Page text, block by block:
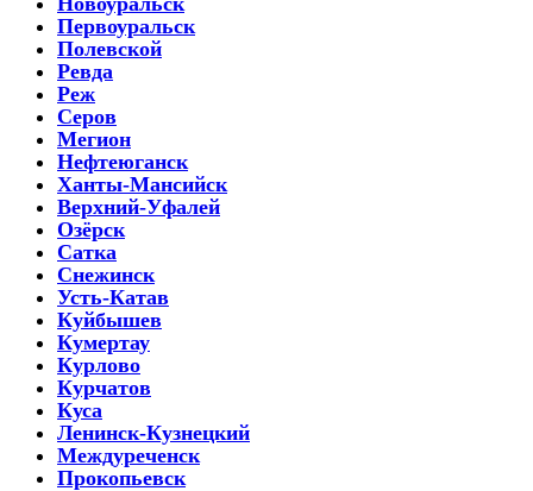
Первоуральск
Полевской
Ревда
Реж
Серов
Мегион
Нефтеюганск
Ханты-Мансийск
Верхний-Уфалей
Озёрск
Сатка
Снежинск
Усть-Катав
Куйбышев
Кумертау
Курлово
Курчатов
Куса
Ленинск-Кузнецкий
Междуреченск
Прокопьевск